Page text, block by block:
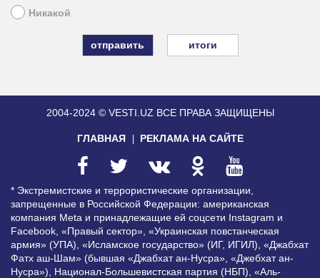
Никакой
итоги
2004-2024 © VESTI.UZ ВСЕ ПРАВА ЗАЩИЩЕНЫ
ГЛАВНАЯ РЕКЛАМА НА САЙТЕ
* Экстремистские и террористические организации,
запрещенные в Российской Федерации: американская
компания Meta и принадлежащие ей соцсети Instagram и
Facebook, «Правый сектор», «Украинская повстанческая
армия» (УПА), «Исламское государство» (ИГ, ИГИЛ), «Джабхат
Фатх аш-Шам» (бывшая «Джабхат ан-Нусра», «Джебхат ан-
Нусра»), Национал-Большевистская партия (НБП), «Аль-